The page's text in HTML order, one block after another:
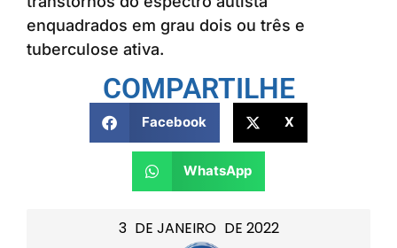
3 DE JANEIRO DE 2022
enquadrados em grau dois ou três e
tuberculose ativa.
COMPARTILHE
Facebook X
WhatsApp